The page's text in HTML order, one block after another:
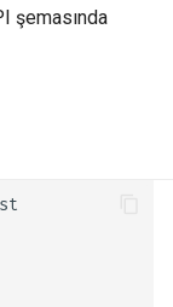
şemasında